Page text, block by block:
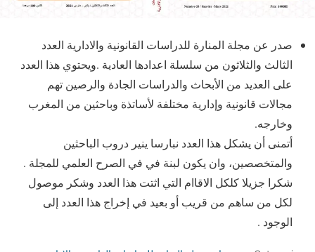
صدر عن مجلة المنارة للدراسات القانونية والادارية العدد
الثالث والثلاثون من سلسلة اعدادها العادية .ويحتوي هذا العدد
على العديد من الأبحاث والدراسات الجادة والرصين تهم
مجالات قانونية وإدارية مختلفة لأساتذة وباحثين من المغرب
وخارجه.
أتمنى أن يشكل هذا العدد نبارسا ينير دروب الباحثين
والمتخصصين، وان يكون لبنة في في الصرح العلمي للمجلة .
شكرا جزيلا كلكل الاقاام التي اثتت هذا العدد وشكر موصول
لكل من ساهم من قريب أو بعيد في إخراج هذا العدد إلى
الوجود .